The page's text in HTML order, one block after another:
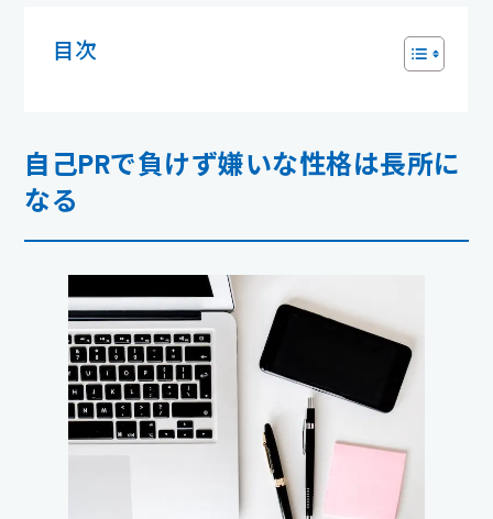
目次
自己PRで負けず嫌いな性格は長所に
なる